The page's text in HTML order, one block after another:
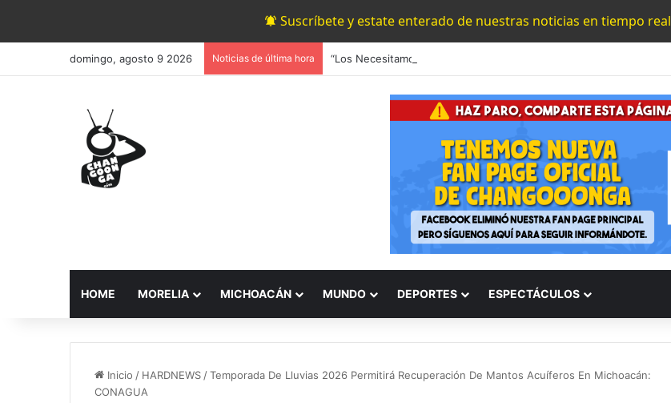
Suscríbete y estate enterado de nuestras noticias en tiempo real
domingo, agosto 9 2026 Noticias de última hora
HOME MORELIA MICHOACÁN MUNDO DEPORTES ESPECTÁCULOS
Inicio / HARDNEWS /Temporada De Lluvias 2026 Permitirá Recuperación De Mantos Acuíferos En Michoacán:
CONAGUA